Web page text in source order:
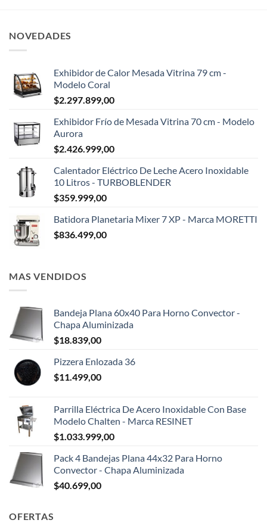
NOVEDADES
Exhibidor de Calor Mesada Vitrina 79 cm -
Modelo Coral
$2.297.899,00
Exhibidor Frío de Mesada Vitrina 70 cm - Modelo
Aurora
$2.426.999,00
Calentador Eléctrico De Leche Acero Inoxidable
10 Litros - TURBOBLENDER
$359.999,00
Batidora Planetaria Mixer 7 XP - Marca MORETTI
$836.499,00
MAS VENDIDOS
Bandeja Plana 60x40 Para Horno Convector -
Chapa Aluminizada
$18.839,00
Pizzera Enlozada 36
$11.499,00
Parrilla Eléctrica De Acero Inoxidable Con Base
Modelo Chalten - Marca RESINET
$1.033.999,00
Pack 4 Bandejas Plana 44x32 Para Horno
Convector - Chapa Aluminizada
$40.699,00
OFERTAS